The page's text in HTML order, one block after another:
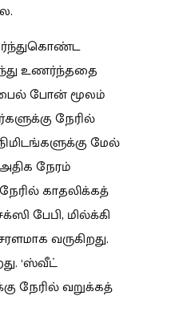
உணர்ந்ததை
போன் மூலம்
நேரில்
மேல்
நேரம்
காதலிக்கத்
பேபி, மில்க்கி
வருகிறது.
‘ஸ்வீட்
நேரில் வறுக்கத்